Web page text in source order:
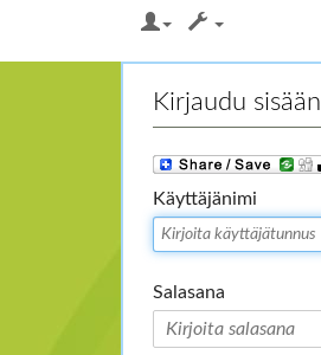
valikkoon
Kirjaudu sisään
Käyttäjänimi
Salasana